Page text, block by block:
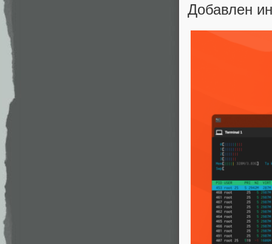
Добавлен